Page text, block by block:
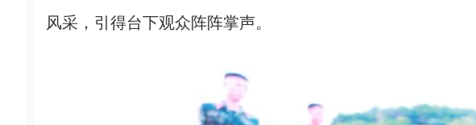
风采，引得台下观众阵阵掌声。